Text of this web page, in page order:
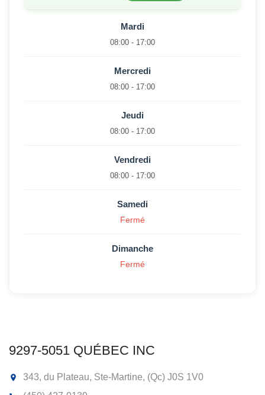
Mardi
08:00 - 17:00
Mercredi
08:00 - 17:00
Jeudi
08:00 - 17:00
Vendredi
08:00 - 17:00
Samedi
Fermé
Dimanche
Fermé